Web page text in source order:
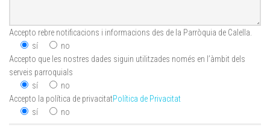
Accepto rebre notificacions i informacions des de la Parròquia de Calella.
sí
no
Accepto que les nostres dades siguin utilitzades només en l’àmbit dels
serveis parroquials
sí
no
Accepto la política de privacitat
sí
no
Política de Privacitat